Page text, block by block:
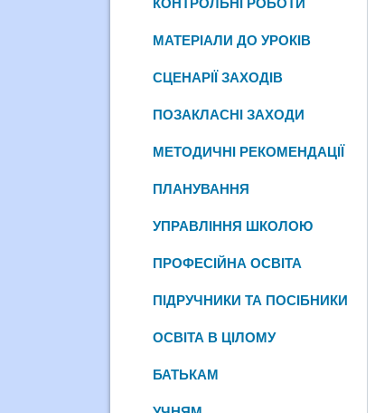
МАТЕРІАЛИ ДО УРОКІВ
СЦЕНАРІЇ ЗАХОДІВ
ПОЗАКЛАСНІ ЗАХОДИ
МЕТОДИЧНІ РЕКОМЕНДАЦІЇ
ПЛАНУВАННЯ
УПРАВЛІННЯ ШКОЛОЮ
ПРОФЕСІЙНА ОСВІТА
ПІДРУЧНИКИ ТА ПОСІБНИКИ
ОСВІТА В ЦІЛОМУ
БАТЬКАМ